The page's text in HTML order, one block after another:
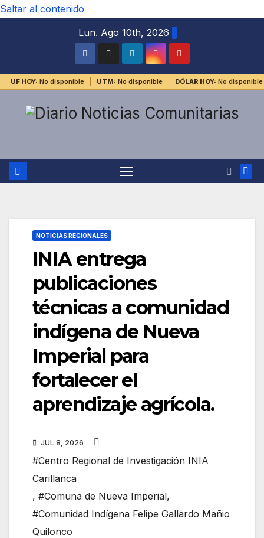
Saltar al contenido
Lun. Ago 10th, 2026
UF HOY: No disponible UTM: No disponible DÓLAR HOY: No disponible
NOTICIAS REGIONALES
INIA entrega
publicaciones
técnicas a comunidad
indígena de Nueva
Imperial para
fortalecer el
aprendizaje agrícola.
JUL 8, 2026
#Centro Regional de Investigación INIA
Carillanca
, #Comuna de Nueva Imperial,
#Comunidad Indígena Felipe Gallardo Mañio
Quilonco